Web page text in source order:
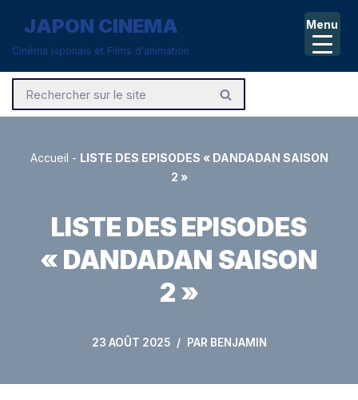
Aller
contenu
JAPON CINEMA
Cinéma japonais et Films d'animation
Accueil - LISTE DES EPISODES « DANDADAN SAISON
2 »
LISTE DES EPISODES
« DANDADAN SAISON
2 »
23 AOÛT 2025 PAR BENJAMIN
Menu